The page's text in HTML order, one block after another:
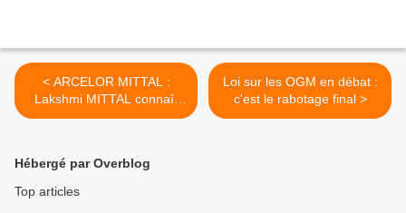
< ARCELOR MITTAL :
Lakshmi MITTAL connaît
vraiment la grammaire des
Loi sur les OGM en débat :
c'est le rabotage final >
Hébergé par Overblog
Top articles